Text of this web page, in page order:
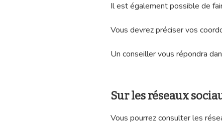
Il est également possible de
Vous devrez préciser vos
Un conseiller vous répondra
Sur les réseaux
Vous pourrez consulter les